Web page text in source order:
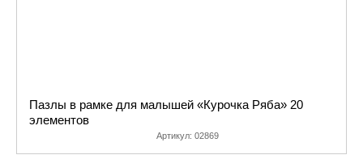
Пазлы в рамке для малышей «Курочка Ряба» 20
элементов
Артикул: 02869